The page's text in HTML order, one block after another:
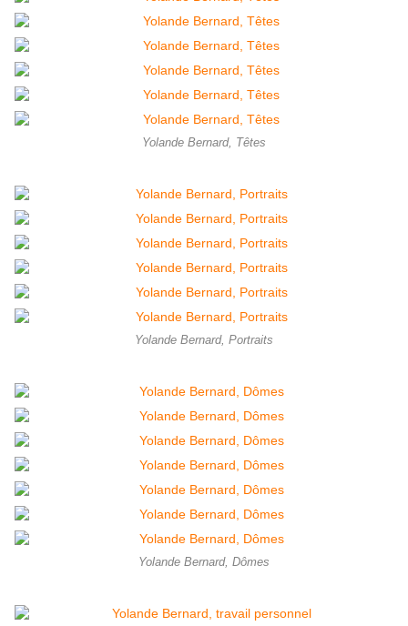
Yolande Bernard, Têtes
Yolande Bernard, Portraits
Yolande Bernard, Dômes